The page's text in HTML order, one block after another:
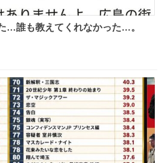
…誰も教えてくれなかった…。